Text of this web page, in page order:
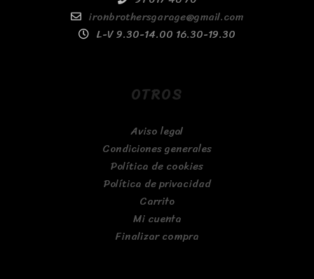
ironbrothersgarage@gmail.com
L-V 9.30-14.00 16.30-19.30
OTROS
Aviso legal
Condiciones generales
Política de cookies
Política de privacidad
Carrito
Mi cuenta
Finalizar compra